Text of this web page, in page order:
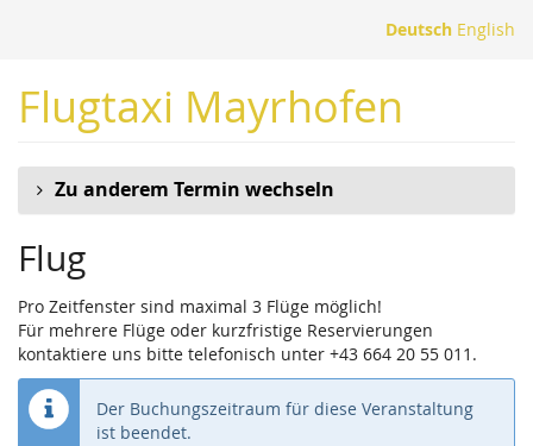
springen
Deutsch English
Flugtaxi Mayrhofen
Zu anderem Termin wechseln
Flug
Pro Zeitfenster sind maximal 3 Flüge möglich!
Für mehrere Flüge oder kurzfristige Reservierungen
kontaktiere uns bitte telefonisch unter +43 664 20 55 011.
Der Buchungszeitraum für diese Veranstaltung
ist beendet.